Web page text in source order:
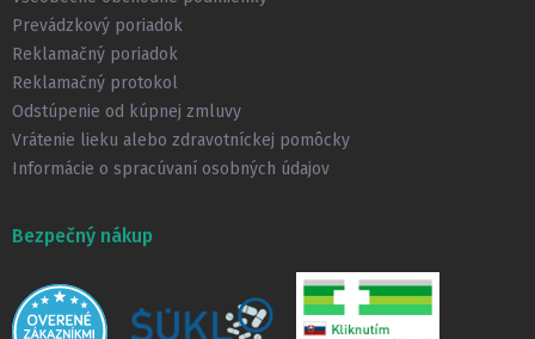
Prevádzkový poriadok
Reklamačný poriadok
Reklamačný protokol
Odstúpenie od kúpnej zmluvy
Vrátenie lieku alebo zdravotníckej pomôcky
Informácie o spracúvaní osobných údajov
Bezpečný nákup